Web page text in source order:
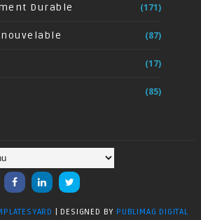
Durable (171)
(87)
(17)
(85)
| DESIGNED BY PUBLIMAG DIGITAL